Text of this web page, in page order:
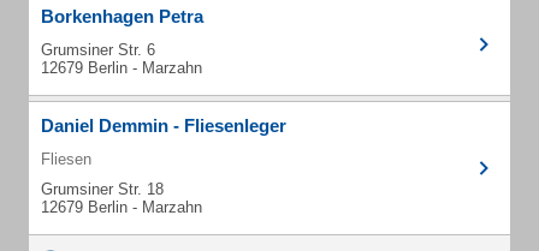
Borkenhagen Petra
Grumsiner Str. 6
12679 Berlin - Marzahn
Daniel Demmin - Fliesenleger
Fliesen
Grumsiner Str. 18
12679 Berlin - Marzahn